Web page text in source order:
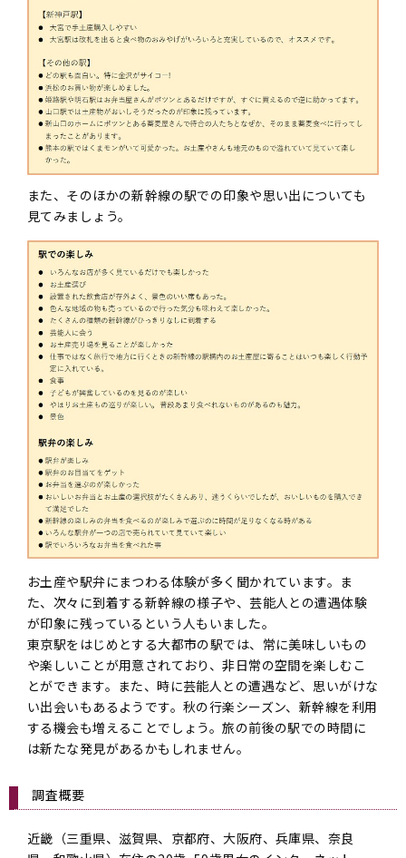
また、そのほかの新幹線の駅での印象や思い出についても
見てみましょう。
お土産や駅弁にまつわる体験が多く聞かれています。ま
た、次々に到着する新幹線の様子や、芸能人との遭遇体験
が印象に残っているという人もいました。
東京駅をはじめとする大都市の駅では、常に美味しいもの
や楽しいことが用意されており、非日常の空間を楽しむこ
とができます。また、時に芸能人との遭遇など、思いがけな
い出会いもあるようです。秋の行楽シーズン、新幹線を利用
する機会も増えることでしょう。旅の前後の駅での時間に
は新たな発見があるかもしれません。
調査概要
近畿（三重県、滋賀県、京都府、大阪府、兵庫県、奈良